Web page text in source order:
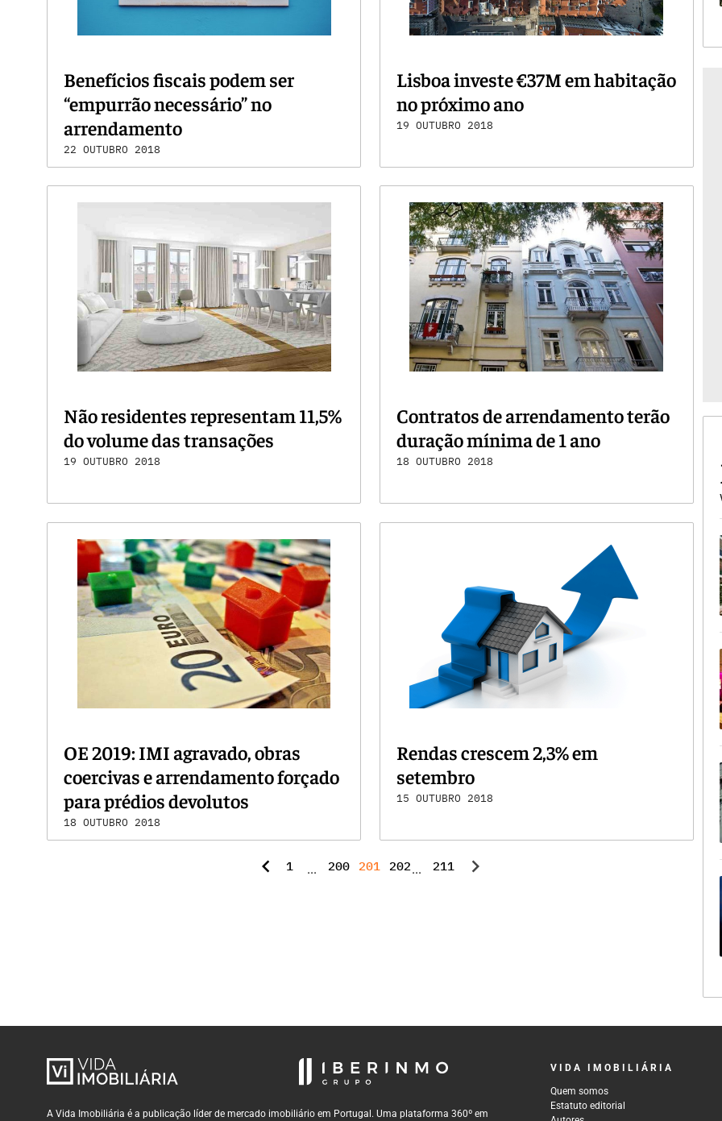
Benefícios fiscais podem ser
“empurrão necessário” no
arrendamento
22 OUTUBRO 2018
Lisboa investe €37M em habitação
no próximo ano
19 OUTUBRO 2018
Não residentes representam 11,5%
do volume das transações
19 OUTUBRO 2018
Contratos de arrendamento terão
duração mínima de 1 ano
18 OUTUBRO 2018
OE 2019: IMI agravado, obras
coercivas e arrendamento forçado
para prédios devolutos
18 OUTUBRO 2018
Rendas crescem 2,3% em
setembro
15 OUTUBRO 2018
chevron_left 1 ... 200 201 202... 211 chevron_right
A Vida Imobiliária é a publicação líder de mercado imobiliário em Portugal. Uma plataforma 360º em
VIDA IMOBILIÁRIA
Quem somos
Estatuto editorial